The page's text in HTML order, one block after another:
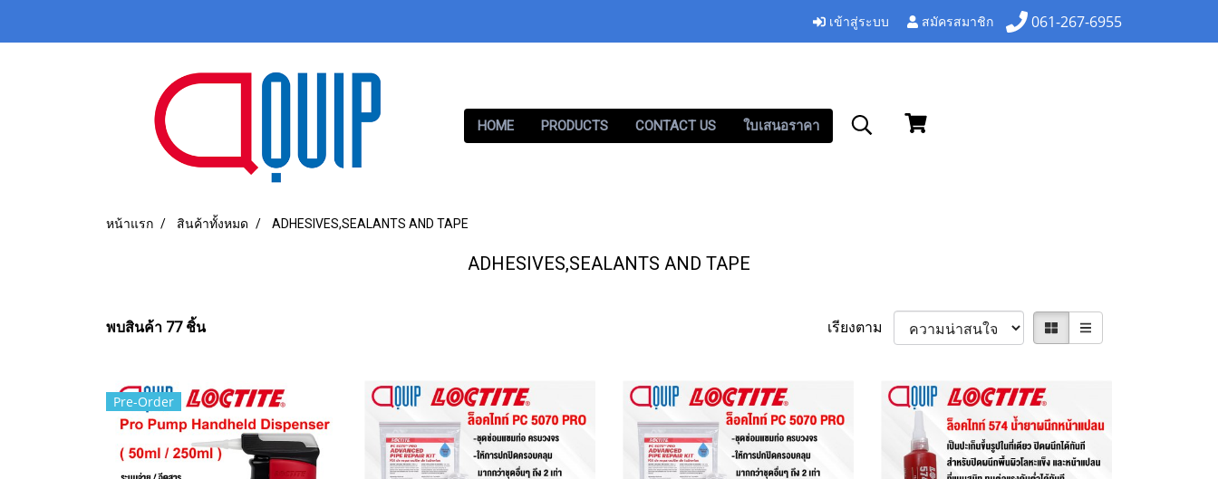
เข้าสู่ระบบ สมัครสมาชิก 061-267-6955
HOME PRODUCTS CONTACT US ใบเสนอราคา
หน้าแรก สินค้าทั้งหมด ADHESIVES,SEALANTS AND TAPE
ADHESIVES,SEALANTS AND TAPE
พบสินค้า 77 ชิ้น เรียงตาม
Pre-Order